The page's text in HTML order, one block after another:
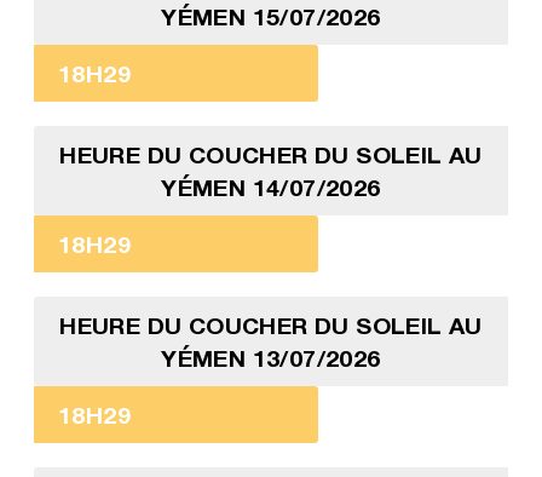
YÉMEN 15/07/2026
18H29
HEURE DU COUCHER DU SOLEIL AU
YÉMEN 14/07/2026
18H29
HEURE DU COUCHER DU SOLEIL AU
YÉMEN 13/07/2026
18H29